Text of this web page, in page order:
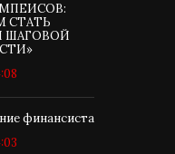
СТАТЬ
ШАГОВОЙ
финансиста